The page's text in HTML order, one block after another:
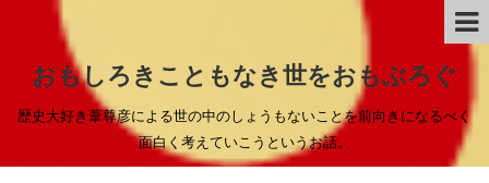
おもしろきこともなき世をおもぶろぐ
歴史大好き葦尊彦による世の中のしょうもないことを前向きになるべく
面白く考えていこうというお話。